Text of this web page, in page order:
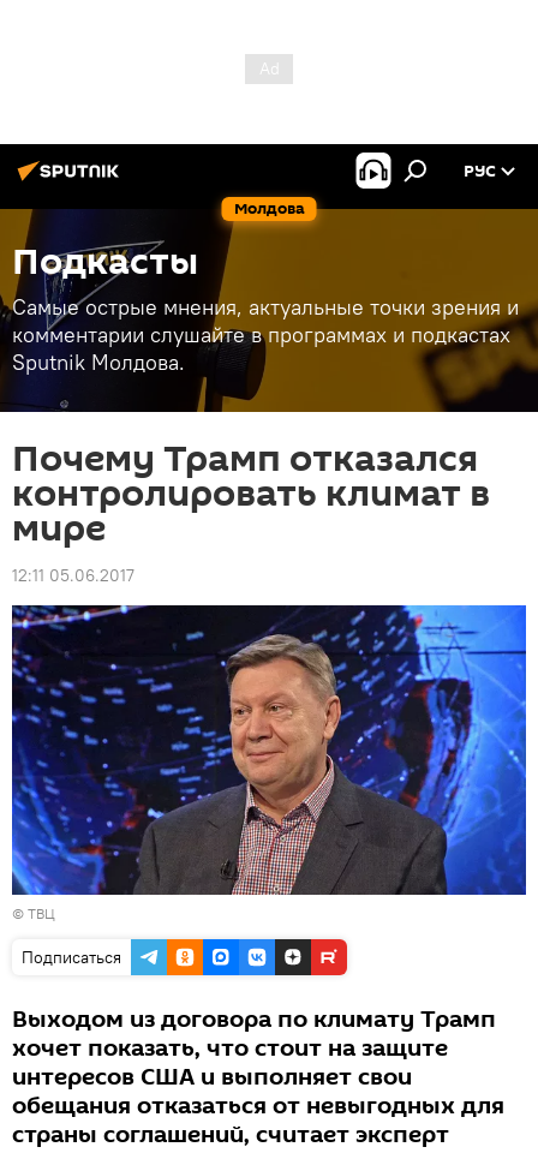
Молдова
РУС
Подкасты
Самые острые мнения, актуальные точки зрения и
комментарии слушайте в программах и подкастах
Sputnik Молдова.
Почему Трамп отказался
контролировать климат в
мире
12:11 05.06.2017
© ТВЦ
Подписаться
Выходом из договора по климату Трамп
хочет показать, что стоит на защите
интересов США и выполняет свои
обещания отказаться от невыгодных для
страны соглашений, считает эксперт